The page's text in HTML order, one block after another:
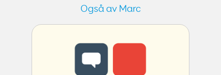
Også av Marc